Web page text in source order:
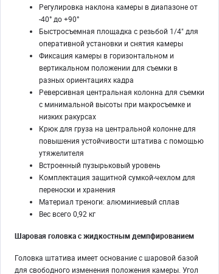
Регулировка наклона камеры в диапазоне от
-40° до +90°
Быстросъемная площадка с резьбой 1/4" для
оперативной установки и снятия камеры
Фиксация камеры в горизонтальном и
вертикальном положении для съемки в
разных ориентациях кадра
Реверсивная центральная колонна для съемки
с минимальной высоты при макросъемке и
низких ракурсах
Крюк для груза на центральной колонне для
повышения устойчивости штатива с помощью
утяжелителя
Встроенный пузырьковый уровень
Комплектация защитной сумкой-чехлом для
переноски и хранения
Материал треноги: алюминиевый сплав
Вес всего 0,92 кг
Шаровая головка с жидкостным демпфированием
Головка штатива имеет основание с шаровой базой
для свободного изменения положения камеры. Угол